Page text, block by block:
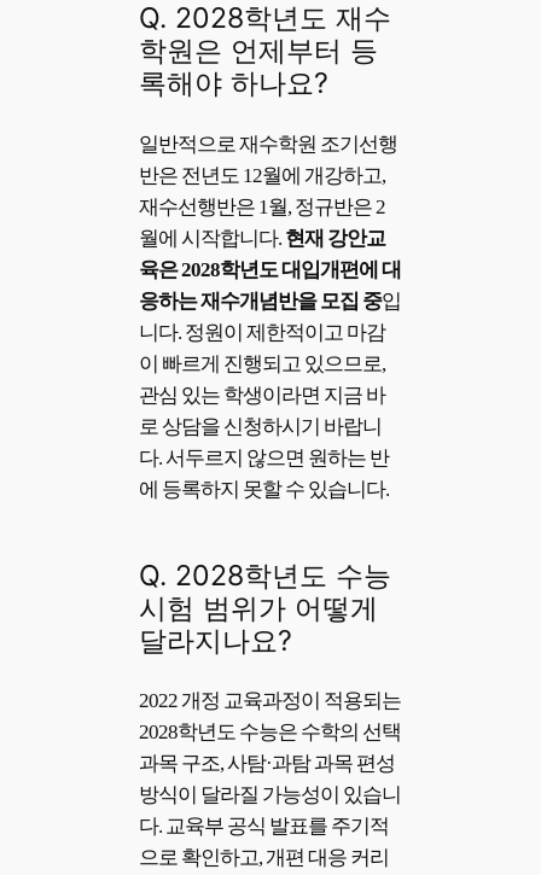
Q. 2028학년도 재수
학원은 언제부터 등
록해야 하나요?
일반적으로 재수학원 조기선행
반은 전년도 12월에 개강하고,
재수선행반은 1월, 정규반은 2
월에 시작합니다. 현재 강안교
육은 2028학년도 대입개편에 대
응하는 재수개념반을 모집 중입
니다. 정원이 제한적이고 마감
이 빠르게 진행되고 있으므로,
관심 있는 학생이라면 지금 바
로 상담을 신청하시기 바랍니
다. 서두르지 않으면 원하는 반
에 등록하지 못할 수 있습니다.
Q. 2028학년도 수능
시험 범위가 어떻게
달라지나요?
2022 개정 교육과정이 적용되는
2028학년도 수능은 수학의 선택
과목 구조, 사탐·과탐 과목 편성
방식이 달라질 가능성이 있습니
다. 교육부 공식 발표를 주기적
으로 확인하고, 개편 대응 커리